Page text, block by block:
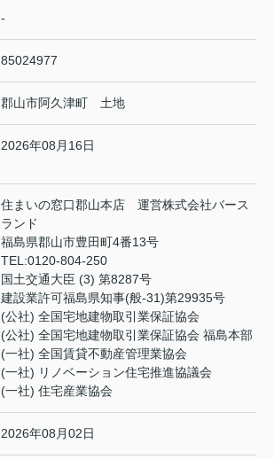
-
85024977
郡山市阿久津町 土地
2026年08月16日
住まいの窓口郡山本店 運営株式会社バース
ランド
福島県郡山市豊田町4番13号
TEL:0120-804-250
国土交通大臣 (3) 第8287号
建設業許可福島県知事(般-31)第29935号
(公社) 全国宅地建物取引業保証協会
(公社) 全国宅地建物取引業保証協会 福島本部
(一社) 全国賃貸不動産管理業協会
(一社) リノベーション住宅推進協議会
(一社) 住宅産業協会
2026年08月02日